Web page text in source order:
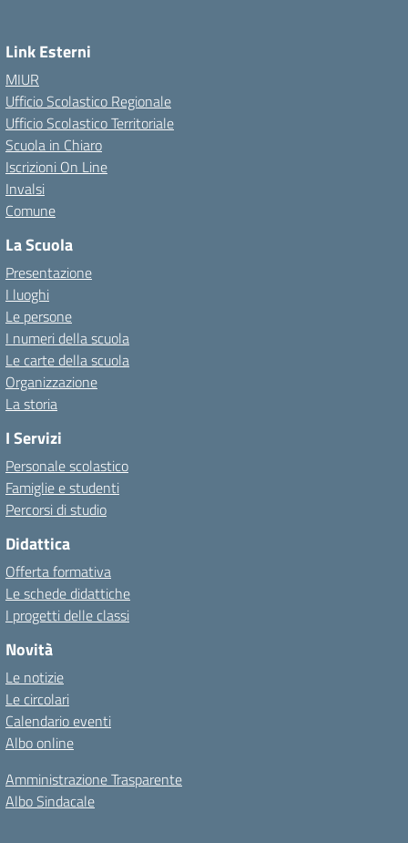
Link Esterni
MIUR
Ufficio Scolastico Regionale
Ufficio Scolastico Territoriale
Scuola in Chiaro
Iscrizioni On Line
Invalsi
Comune
La Scuola
Presentazione
I luoghi
Le persone
I numeri della scuola
Le carte della scuola
Organizzazione
La storia
I Servizi
Personale scolastico
Famiglie e studenti
Percorsi di studio
Didattica
Offerta formativa
Le schede didattiche
I progetti delle classi
Novità
Le notizie
Le circolari
Calendario eventi
Albo online
Amministrazione Trasparente
Albo Sindacale